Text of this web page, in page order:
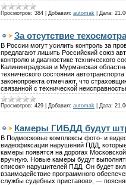
Просмотров: 384 Добавил: automak Дата:
За отсутствие
В России могут усилить контроль за
предлагают лишить Российский союз
контролю и диагностике технического
Калининградская и Мурманская
технического состояния
законопроекта отмечают, что
связанной с технической
Просмотров: 429 Добавил: automak Дата:
Камеры ГИБДД будут
В Подмосковье комплексы фото- и
видеофиксации нарушений ПДД,
камеры появятся на дорогах
вручную. Новые камеры будут
список» нарушителей ПДД. Он будет
взаимодействие программного
службы судебных приставов», —